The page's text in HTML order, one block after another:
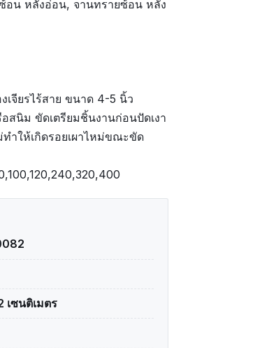
อน หลังอ่อน, จานทรายซ้อน หลัง
เจียรไร้สาย ขนาด 4-5 นิ้ว
สนิม ขัดเตรียมชิ้นงานก่อนปัดเงา
ำให้เกิดรอยเผาไหม่ขณะขัด
เซนติเมตร